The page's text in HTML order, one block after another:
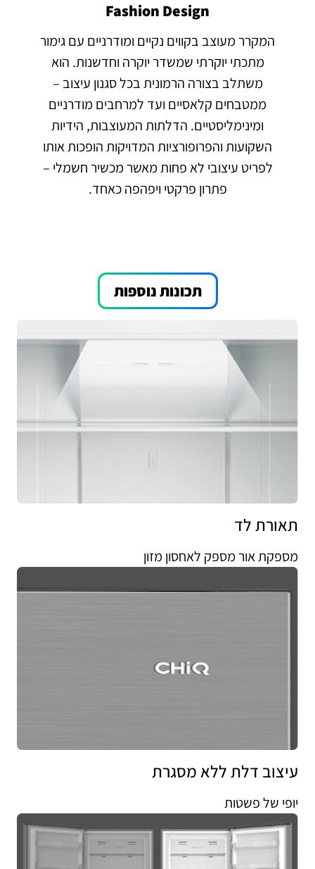
Fashion Design
המקרר מעוצב בקווים נקיים ומודרניים עם גימור
מתכתי יוקרתי שמשדר יוקרה וחדשנות. הוא
משתלב בצורה הרמונית בכל סגנון עיצוב –
ממטבחים קלאסיים ועד למרחבים מודרניים
ומינימליסטיים. הדלתות המעוצבות, הידיות
השקועות והפרופורציות המדויקות הופכות אותו
לפריט עיצובי לא פחות מאשר מכשיר חשמלי –
פתרון פרקטי ויפהפה כאחד.
תכונות נוספות
תאורת לד
מספקת אור מספק לאחסון מזון
עיצוב דלת ללא מסגרת
יופי של פשטות